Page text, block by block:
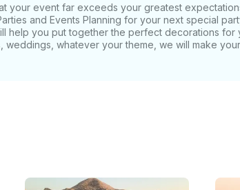
your event far exceeds your greatest
and Events Planning for your next special
help you put together the perfect decorations for
weddings, whatever your theme, we will make